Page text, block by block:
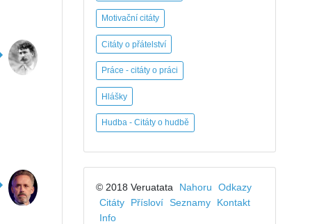
Motivační citáty
Citáty o přátelství
Práce - citáty o práci
Hlášky
Hudba - Citáty o hudbě
© 2018 Veruatata Nahoru
Odkazy
Citáty
Přísloví Seznamy
Kontakt
Info